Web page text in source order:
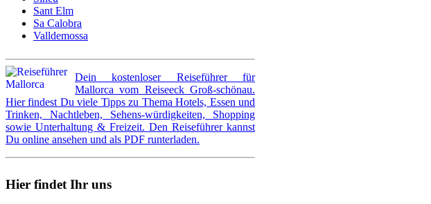
Sant Elm
Sa Calobra
Valldemossa
Dein kostenloser Reiseführer für
Mallorca vom Reiseeck Groß-schönau.
Hier findest Du viele Tipps zu Thema Hotels, Essen und
Trinken, Nachtleben, Sehens-würdigkeiten, Shopping
sowie Unterhaltung & Freizeit. Den Reiseführer kannst
Du online ansehen und als PDF runterladen.
Hier findet Ihr uns